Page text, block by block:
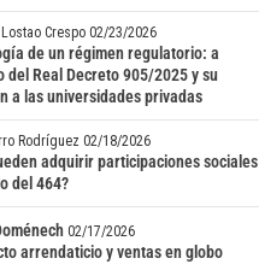
Crespo 02/23/2026
de un régimen regulatorio: a
del Real Decreto 905/2025 y su
a las universidades privadas
Rodríguez 02/18/2026
adquirir participaciones sociales
del 464?
02/17/2026
arrendaticio y ventas en globo